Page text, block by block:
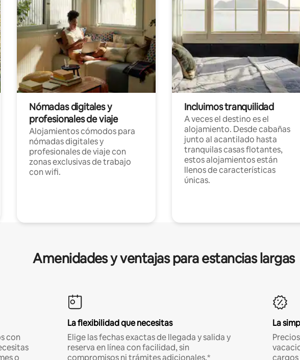
Nómadas digitales y
profesionales de viaje
Alojamientos cómodos para
nómadas digitales y
profesionales de viaje con
zonas exclusivas de trabajo
con wifi.
Incluimos tranquilidad
A veces el destino es el
alojamiento. Desde cabañas
junto al acantilado hasta
tranquilas casas flotantes,
estos alojamientos están
llenos de características
únicas.
Amenidades y ventajas para estancias largas
con
o
La flexibilidad que necesitas
Elige las fechas exactas de llegada y salida y
reserva en línea con facilidad, sin
compromisos ni trámites adicionales.*
La